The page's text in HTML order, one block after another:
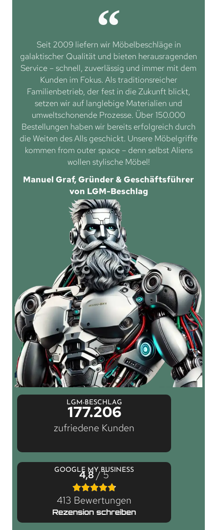
Seit 2009 liefern wir Möbelbeschläge in
galaktischer Qualität und bieten herausragenden
Service – schnell, zuverlässig und immer mit dem
Kunden im Fokus. Als traditionsreicher
Familienbetrieb, der fest in die Zukunft blickt,
setzen wir auf langlebige Materialien und
umweltschonende Prozesse. Über 150.000
Bestellungen haben wir bereits erfolgreich durch
die Weiten des Alls geschickt. Unsere Möbelgriffe
kommen from outer space – denn selbst Aliens
wollen stylische Möbel!
Manuel Graf, Gründer & Geschäftsführer
von LGM-Beschlag
LGM-BESCHLAG
177.206
zufriedene Kunden
GOOGLE MY BUSINESS
4,8/ 5
413 Bewertungen
Rezension schreiben